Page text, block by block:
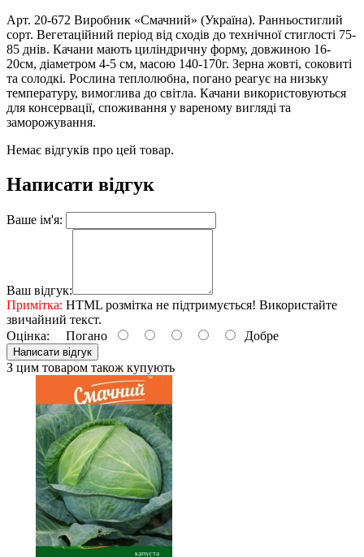
Арт. 20-672 Виробник «Смачний» (Україна). Ранньостиглий
сорт. Вегетаційний період від сходів до технічної стиглості 75-
85 днів. Качани мають циліндричну форму, довжиною 16-
20см, діаметром 4-5 см, масою 140-170г. Зерна жовті, соковиті
та солодкі. Рослина теплолюбна, погано реагує на низьку
температуру, вимоглива до світла. Качани використовуються
для консервації, споживання у вареному вигляді та
заморожування.
Немає відгуків про цей товар.
Написати відгук
Ваше ім'я:
Ваш відгук:
Примітка: HTML розмітка не підтримується! Використайте
звичайний текст.
Оцінка: Погано Добре
Написати відгук
З цим товаром також купують